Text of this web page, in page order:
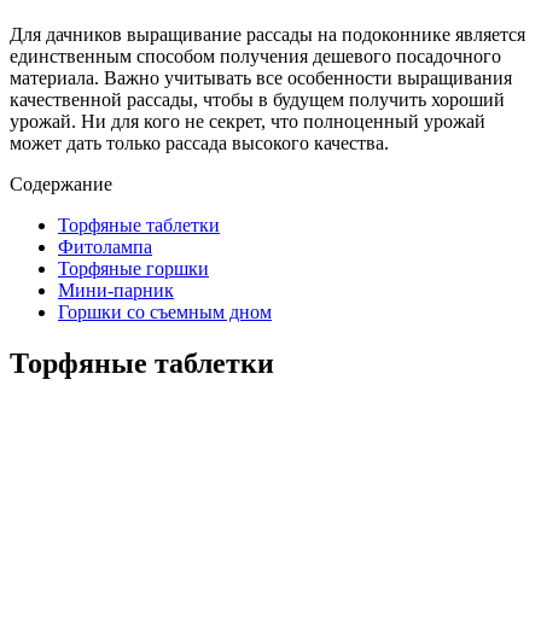
Для дачников выращивание рассады на подоконнике является
единственным способом получения дешевого посадочного
материала. Важно учитывать все особенности выращивания
качественной рассады, чтобы в будущем получить хороший
урожай. Ни для кого не секрет, что полноценный урожай
может дать только рассада высокого качества.
Содержание
Торфяные таблетки
Фитолампа
Торфяные горшки
Мини-парник
Горшки со съемным дном
Торфяные таблетки